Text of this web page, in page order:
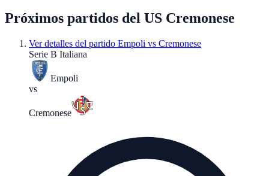
Próximos partidos del US Cremonese
Ver detalles del partido Empoli vs Cremonese
Serie B Italiana
Empoli
vs
Cremonese